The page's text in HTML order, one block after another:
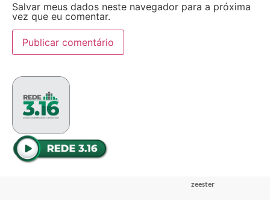
Salvar meus dados neste navegador para a próxima
vez que eu comentar.
zeester